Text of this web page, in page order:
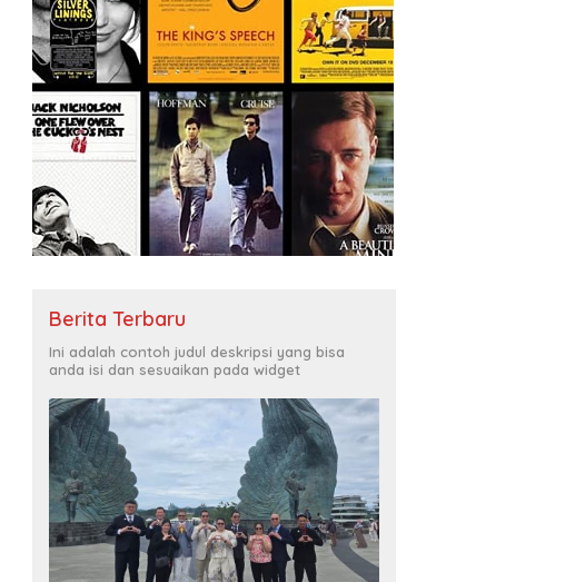
Berita Terbaru
Ini adalah contoh judul deskripsi yang bisa
anda isi dan sesuaikan pada widget